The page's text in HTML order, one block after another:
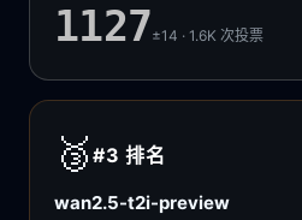
1127±14 · 1.6K次投票
🥉 #3排名
wan2.5-t2i-preview